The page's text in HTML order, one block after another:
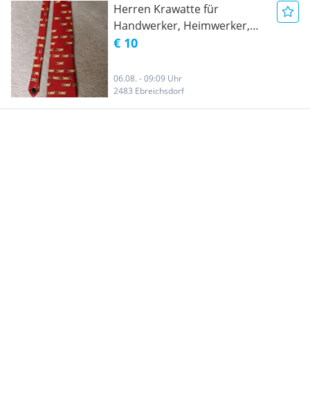
Herren Krawatte für
Handwerker, Heimwerker,
Tischler, Zimmerer usw.
€ 10
06.08. - 09:09 Uhr
2483 Ebreichsdorf